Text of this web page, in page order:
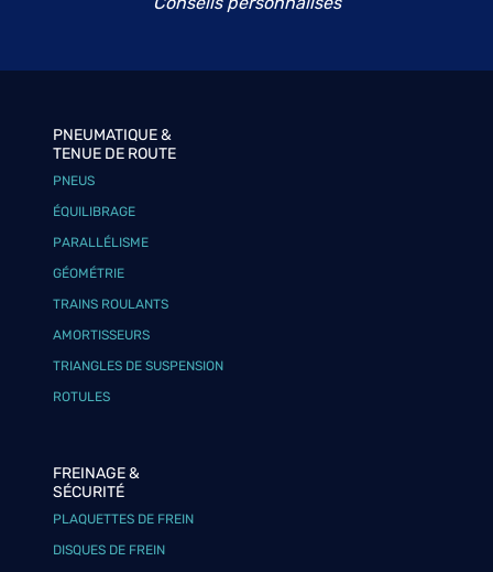
PNEUMATIQUE &
TENUE DE ROUTE
PNEUS
ÉQUILIBRAGE
PARALLÉLISME
GÉOMÉTRIE
TRAINS ROULANTS
AMORTISSEURS
TRIANGLES DE SUSPENSION
ROTULES
FREINAGE &
SÉCURITÉ
PLAQUETTES DE FREIN
DISQUES DE FREIN